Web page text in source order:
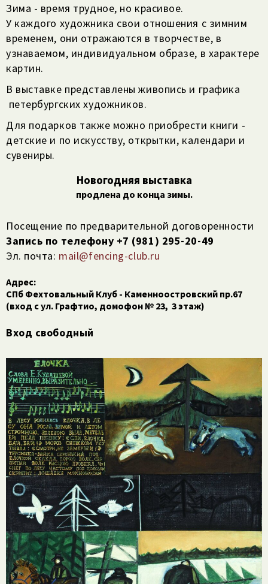
Зима - время трудное, но красивое.
У каждого художника свои отношения с зимним
временем, они отражаются в творчестве, в
узнаваемом, индивидуальном образе, в характере
картин.
В выставке представлены живопись и графика
петербургских художников.
Для подарков также можно приобрести книги -
детские и по искусству, открытки, календари и
сувениры.
Новогодняя выставка
продлена до конца зимы.
Посещение по предварительной договоренности
Запись по телефону ‭+7 (981) 295-20-49
Эл. почта: mail@fencing-club.ru
Адрес:
СПб Фехтовальный Клуб - Каменноостровский пр.67
(вход с ул. Графтио, домофон № 23, 3 этаж)
Вход свободный